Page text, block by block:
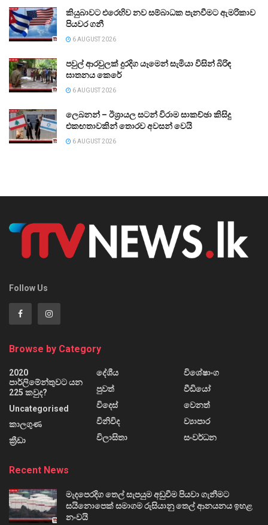
කියුබාවට එරෙහිව නව සම්බාධක පැනවීමට ඇමරිකාව
පියවර ගනී
6 AUGUST 2026
පවුල් ආරවුලක් දුරදිග යෑමෙන් සැමියා විසින් බිරිඳ
ඝාතනය කෙරේ
6 AUGUST 2026
ලෙබනන් – ඊශ්‍රායල සටන් විරාම සාකච්ඡා කිසිදු
එකඟතාවකින් තොරව අවසන් වෙයි
6 AUGUST 2026
Follow Us
Browse by Category
2020
පාර්ලිමේන්තුවට යන
225 කවුද?
Uncategorised
කාලගුණ
ක්‍රීඩා
දේශීය
පුවත්
විදෙස්
විනිවිද
විලාසිතා
විශේෂාංග
වීඩියෝ
වෙනත්
ව්‍යාපාර
සංවර්ධන
Recent News
මැදපෙරදිග තෙල් සැපයුම අඩුවීම පියවා ගැනීමට
සයිනොපෙක් සමාගම රුසියානු තෙල් ආනයනය ඉහළ
නංවයි